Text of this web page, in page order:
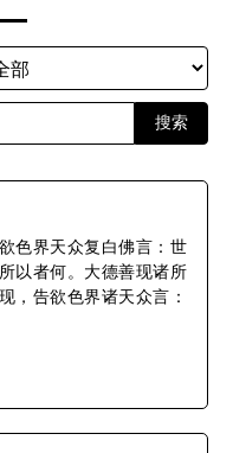
搜索
色界天众复白佛言：世
以者何。大德善现诸所
，告欲色界诸天众言：